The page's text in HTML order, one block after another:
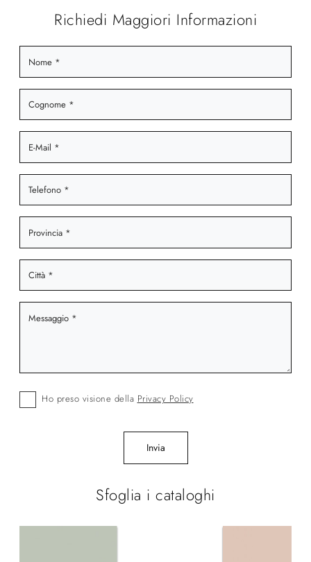
Sfoglia i cataloghi
Richiedi Maggiori Informazioni
Ho preso visione della Privacy Policy
Invia